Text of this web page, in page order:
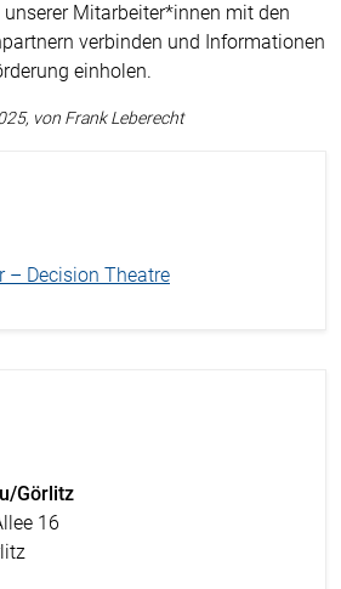
Mitarbeiter*innen mit den
verbinden und Informationen
einholen.
von Frank Leberecht
– Decision Theatre
Görlitz
16